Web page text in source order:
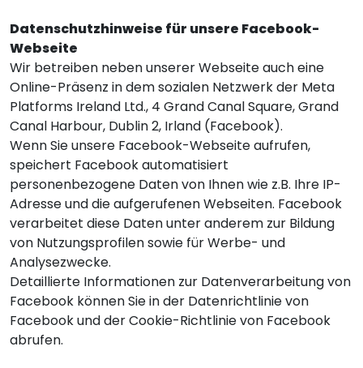
Datenschutzhinweise für unsere Facebook-
Webseite
Wir betreiben neben unserer Webseite auch eine
Online-Präsenz in dem sozialen Netzwerk der Meta
Platforms Ireland Ltd., 4 Grand Canal Square, Grand
Canal Harbour, Dublin 2, Irland (Facebook).
Wenn Sie unsere Facebook-Webseite aufrufen,
speichert Facebook automatisiert
personenbezogene Daten von Ihnen wie z.B. Ihre IP-
Adresse und die aufgerufenen Webseiten. Facebook
verarbeitet diese Daten unter anderem zur Bildung
von Nutzungsprofilen sowie für Werbe- und
Analysezwecke.
Detaillierte Informationen zur Datenverarbeitung von
Facebook können Sie in der Datenrichtlinie von
Facebookund derCookie-Richtlinie von Facebook
abrufen.